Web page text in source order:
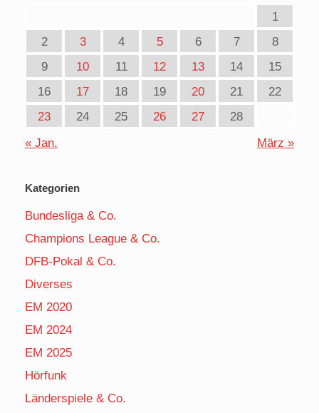
1
2
3 4 5 6 7
8
9
10 11 12 13 14
15
16
17 18 19 20 21
22
23
24 25 26 27
28
« Jan.
März »
Kategorien
Bundesliga & Co.
Champions League & Co.
DFB-Pokal & Co.
Diverses
EM 2020
EM 2024
EM 2025
Hörfunk
Länderspiele & Co.